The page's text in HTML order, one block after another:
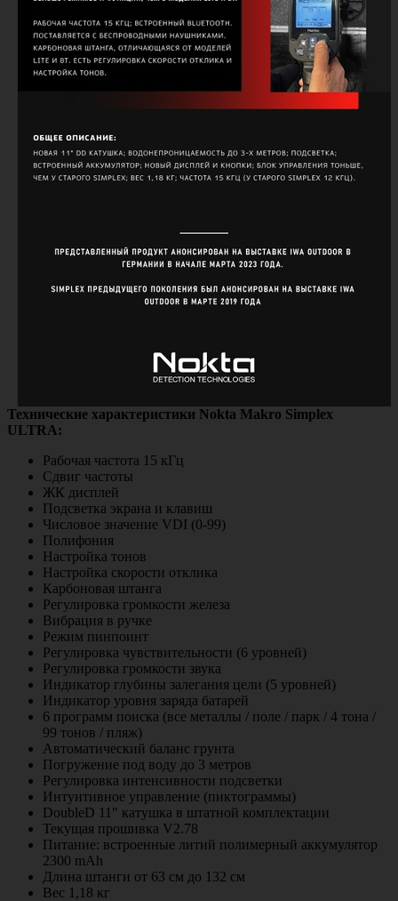
Технические характеристики Nokta Makro Simplex
ULTRA:
Рабочая частота 15 кГц
Сдвиг частоты
ЖК дисплей
Подсветка экрана и клавиш
Числовое значение VDI (0-99)
Полифония
Настройка тонов
Настройка скорости отклика
Карбоновая штанга
Регулировка громкости железа
Вибрация в ручке
Режим пинпоинт
Регулировка чувствительности (6 уровней)
Регулировка громкости звука
Индикатор глубины залегания цели (5 уровней)
Индикатор уровня заряда батарей
6 программ поиска (все металлы / поле / парк / 4 тона /
99 тонов / пляж)
Автоматический баланс грунта
Погружение под воду до 3 метров
Регулировка интенсивности подсветки
Интуитивное управление (пиктограммы)
DoubleD 11" катушка в штатной комплектации
Текущая прошивка V2.78
Питание: встроенные литий полимерный аккумулятор
2300 mAh
Длина штанги от 63 см до 132 см
Вес 1,18 кг